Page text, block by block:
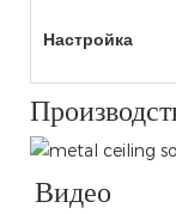
Настройка
Видео